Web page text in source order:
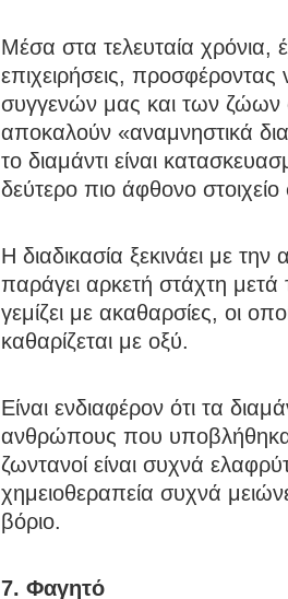
Μέσα στα τελευταία χρόνια,
επιχειρήσεις,
συγγενών μας και των ζώων
αποκαλούν «αναμνηστικά
το διαμάντι είναι
δεύτερο πιο άφθονο
Η διαδικασία ξεκινάει με
παράγει αρκετή στάχτη
γεμίζει με ακαθαρσίες, οι
καθαρίζεται με οξύ.
Είναι ενδιαφέρον ότι τα
ανθρώπους που
ζωντανοί είναι συχνά
χημειοθεραπεία συχνά
βόριο.
7. Φαγητό